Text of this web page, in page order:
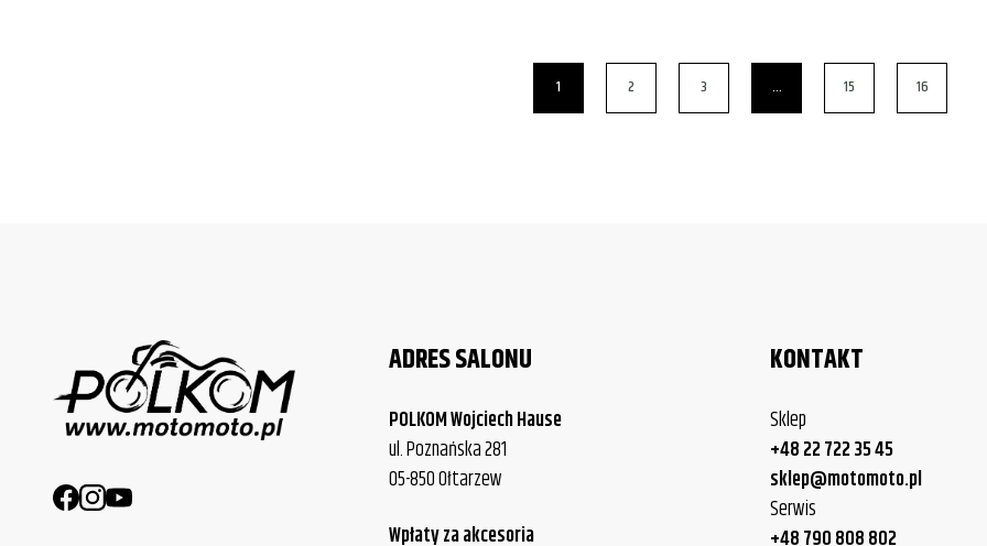
1 2 3 … 15 16
ADRES SALONU
POLKOM Wojciech Hause
ul. Poznańska 281
05-850 Ołtarzew
Wpłaty za akcesoria
KONTAKT
Sklep
+48 22 722 35 45
sklep@motomoto.pl
Serwis
+48 790 808 802